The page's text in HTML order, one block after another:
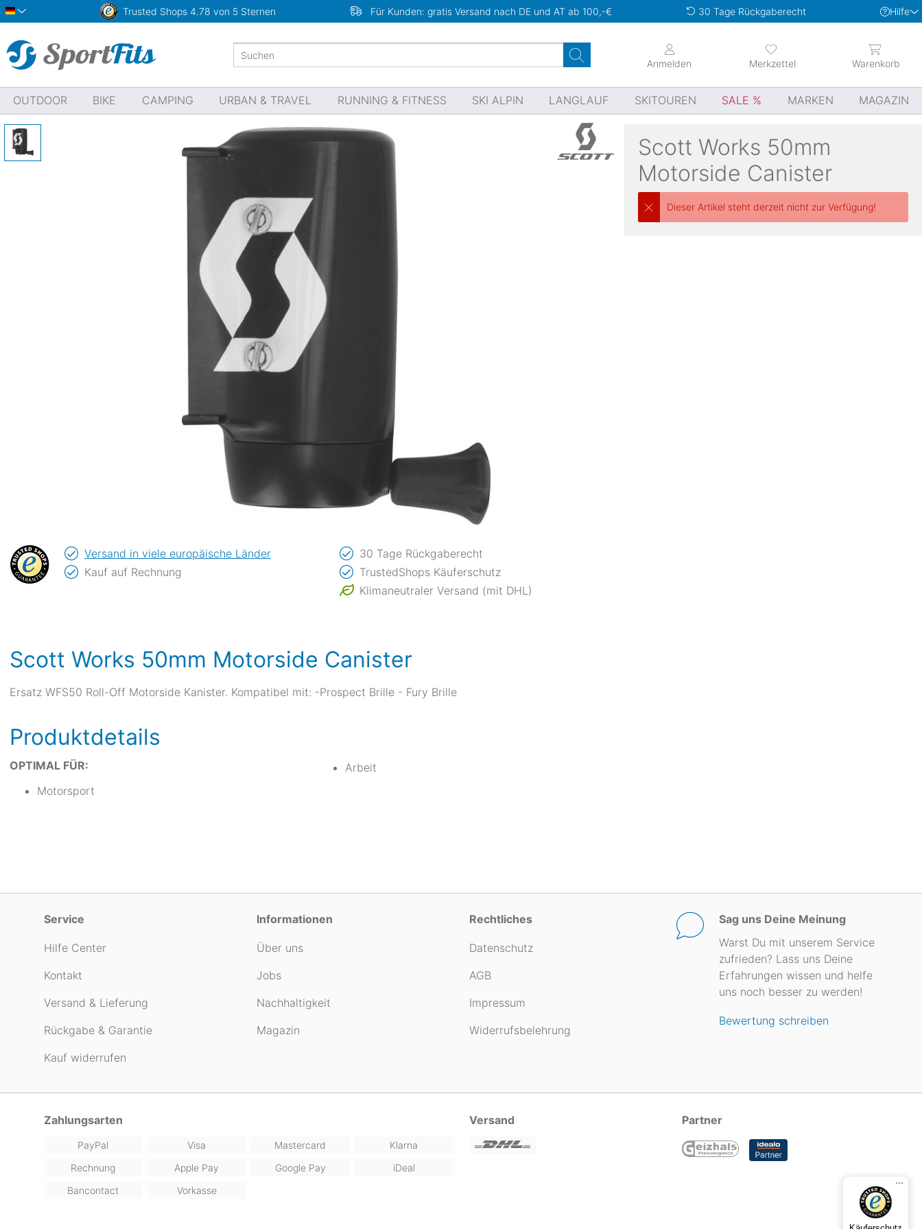
Deutsch Trusted Shops 4.78 von 5 Sternen Für Kunden: gratis Versand nach DE und AT ab 100,-€ 30 Tage Rückgaberecht Hilfe
Merkzettel
Anmelden Warenkorb
OUTDOOR BIKE CAMPING URBAN & TRAVEL RUNNING & FITNESS SKI ALPIN LANGLAUF SKITOUREN SALE MARKEN MAGAZIN
Scott Works 50mm
Motorside Canister
Dieser Artikel steht derzeit nicht zur Verfügung!
Versand in viele europäische Länder
Kauf auf Rechnung
30 Tage Rückgaberecht
TrustedShops Käuferschutz
Klimaneutraler Versand (mit DHL)
Scott Works 50mm Motorside Canister
Ersatz WFS50 Roll-Off Motorside Kanister. Kompatibel mit: -Prospect Brille - Fury Brille
Produktdetails
OPTIMAL FÜR:
Motorsport
Arbeit
Service
Hilfe Center
Kontakt
Versand & Lieferung
Rückgabe & Garantie
Kauf widerrufen
Informationen
Über uns
Jobs
Nachhaltigkeit
Magazin
Rechtliches
Datenschutz
AGB
Impressum
Widerrufsbelehrung
Sag uns Deine Meinung
Warst Du mit unserem Service
zufrieden? Lass uns Deine
Erfahrungen wissen und helfe
uns noch besser zu werden!
Bewertung schreiben
Zahlungsarten
PayPal Visa Mastercard
Klarna
Rechnung
Apple Pay Google Pay
iDeal
Bancontact
Vorkasse
Versand Partner
...